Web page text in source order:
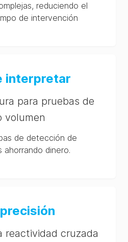
reduciendo el
de intervención
interpretar
para pruebas de
volumen
de detección de
ahorrando dinero.
reactividad cruzada